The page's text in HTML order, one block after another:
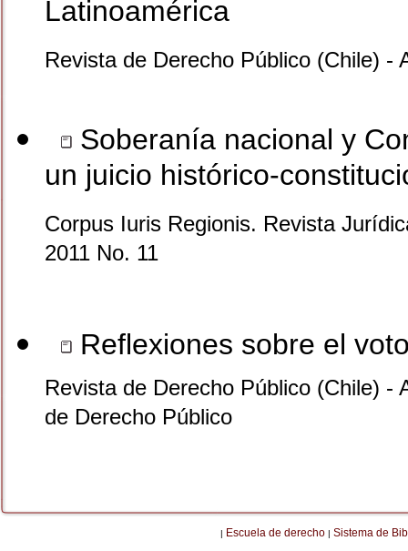
Latinoamérica
Revista de Derecho Público (Chile) -
Soberanía nacional y
un juicio histórico-
Corpus Iuris Regionis. Revista
2011 No. 11
Reflexiones sobre el
Revista de Derecho Público (Chile) -
de Derecho Público
| Escuela de derecho | Sistema de